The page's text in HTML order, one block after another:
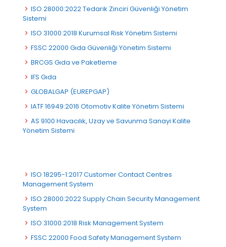
ISO 28000:2022 Tedarik Zinciri Güvenliği Yönetim
Sistemi
ISO 31000:2018 Kurumsal Risk Yönetim Sistemi
FSSC 22000 Gıda Güvenliği Yönetim Sistemi
BRCGS Gıda ve Paketleme
IFS Gıda
GLOBALGAP (EUREPGAP)
IATF 16949:2016 Otomotiv Kalite Yönetim Sistemi
AS 9100 Havacılık, Uzay ve Savunma Sanayi Kalite
Yönetim Sistemi
ISO 18295-1:2017 Customer Contact Centres
Management System
ISO 28000:2022 Supply Chain Security Management
System
ISO 31000:2018 Risk Management System
FSSC 22000 Food Safety Management System